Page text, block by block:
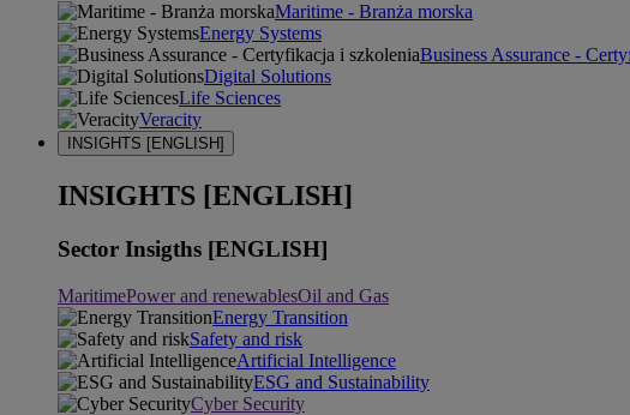
Maritime - Branża morska
Energy Systems
Business Assurance -
Digital Solutions
Life Sciences
Veracity
INSIGHTS [ENGLISH]
INSIGHTS [ENGLISH]
Sector Insigths [ENGLISH]
MaritimePower and renewablesOil and Gas
Energy Transition
Safety and risk
Artificial Intelligence
ESG and Sustainability
Cyber Security